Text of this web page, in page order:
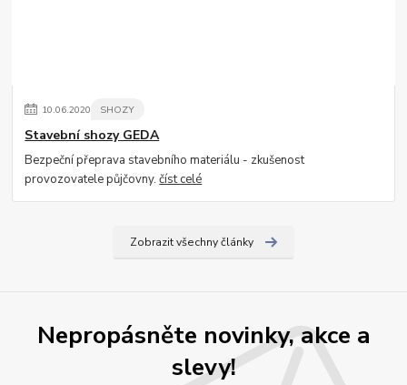
10.06.2020 SHOZY
Stavební shozy GEDA
Bezpeční přeprava stavebního materiálu - zkušenost
provozovatele půjčovny.číst celé
Zobrazit všechny články
Nepropásněte novinky, akce a
slevy!